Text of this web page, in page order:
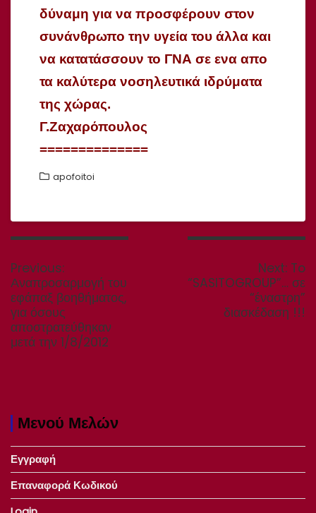
δύναμη για να προσφέρουν στον
συνάνθρωπο την υγεία του άλλα και
να κατατάσσουν το ΓΝΑ σε ενα απο
τα καλύτερα νοσηλευτικά ιδρύματα
της χώρας.
Γ.Ζαχαρόπουλος
==============
apofoitoi
Πλοήγηση
Previous:Previous
post:
Αναπροσαρμογή του
εφάπαξ βοηθήματος,
για όσους
αποστρατεύθηκαν
μετά την 1/8/2012
Next: Next
To
“SASITOGROUP”… σε
“έναστρη”
διασκέδαση !!!
Μενού Μελών
Εγγραφή
Επαναφορά Κωδικού